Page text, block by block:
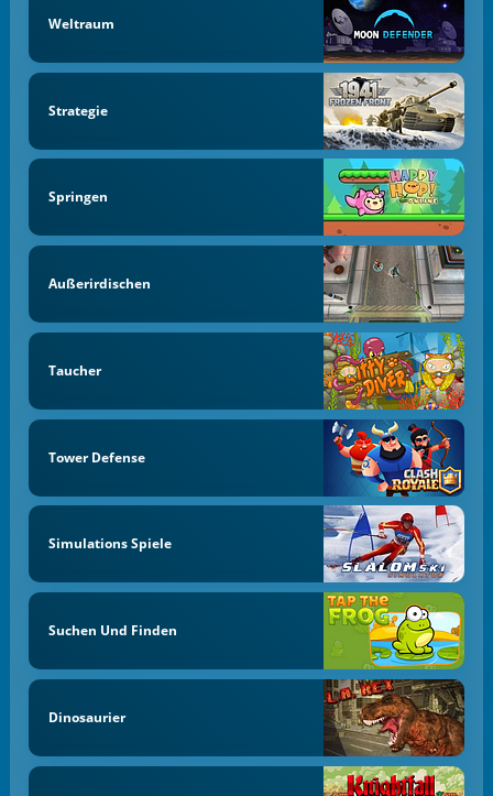
Weltraum
Strategie
Springen
Außerirdischen
Taucher
Tower Defense
Simulations Spiele
Suchen Und Finden
Dinosaurier